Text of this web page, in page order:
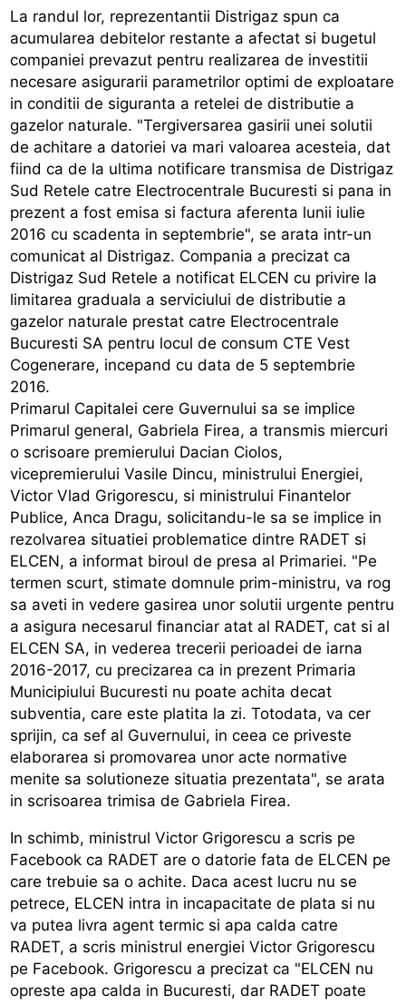
La randul lor, reprezentantii Distrigaz spun ca
acumularea debitelor restante a afectat si bugetul
companiei prevazut pentru realizarea de investitii
necesare asigurarii parametrilor optimi de exploatare
in conditii de siguranta a retelei de distributie a
gazelor naturale. "Tergiversarea gasirii unei solutii
de achitare a datoriei va mari valoarea acesteia, dat
fiind ca de la ultima notificare transmisa de Distrigaz
Sud Retele catre Electrocentrale Bucuresti si pana in
prezent a fost emisa si factura aferenta lunii iulie
2016 cu scadenta in septembrie", se arata intr-un
comunicat al Distrigaz. Compania a precizat ca
Distrigaz Sud Retele a notificat ELCEN cu privire la
limitarea graduala a serviciului de distributie a
gazelor naturale prestat catre Electrocentrale
Bucuresti SA pentru locul de consum CTE Vest
Cogenerare, incepand cu data de 5 septembrie
2016.
Primarul Capitalei cere Guvernului sa se implice
Primarul general, Gabriela Firea, a transmis miercuri
o scrisoare premierului Dacian Ciolos,
vicepremierului Vasile Dincu, ministrului Energiei,
Victor Vlad Grigorescu, si ministrului Finantelor
Publice, Anca Dragu, solicitandu-le sa se implice in
rezolvarea situatiei problematice dintre RADET si
ELCEN, a informat biroul de presa al Primariei. "Pe
termen scurt, stimate domnule prim-ministru, va rog
sa aveti in vedere gasirea unor solutii urgente pentru
a asigura necesarul financiar atat al RADET, cat si al
ELCEN SA, in vederea trecerii perioadei de iarna
2016-2017, cu precizarea ca in prezent Primaria
Municipiului Bucuresti nu poate achita decat
subventia, care este platita la zi. Totodata, va cer
sprijin, ca sef al Guvernului, in ceea ce priveste
elaborarea si promovarea unor acte normative
menite sa solutioneze situatia prezentata", se arata
in scrisoarea trimisa de Gabriela Firea.
In schimb, ministrul Victor Grigorescu a scris pe
Facebook ca RADET are o datorie fata de ELCEN pe
care trebuie sa o achite. Daca acest lucru nu se
petrece, ELCEN intra in incapacitate de plata si nu
va putea livra agent termic si apa calda catre
RADET, a scris ministrul energiei Victor Grigorescu
pe Facebook. Grigorescu a precizat ca "ELCEN nu
opreste apa calda in Bucuresti, dar RADET poate